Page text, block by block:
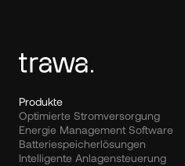
Produkte
Optimierte Stromversorgung
Energie Management Software
Batteriespeicherlösungen
Intelligente Anlagensteuerung